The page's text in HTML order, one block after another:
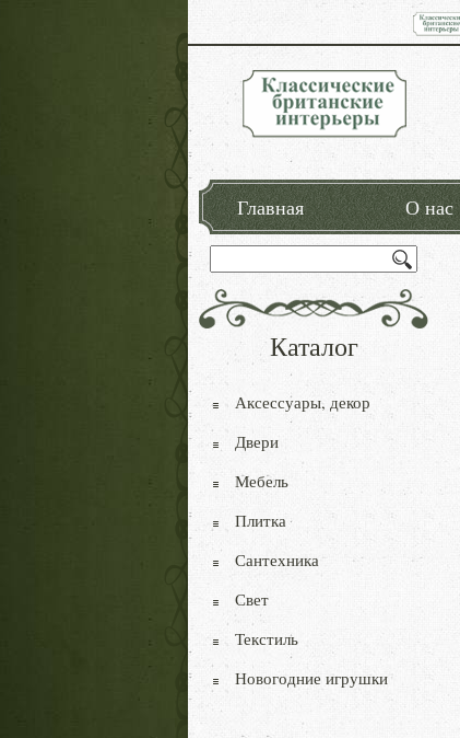
Главная О нас
Каталог
Аксессуары, декор
Двери
Мебель
Плитка
Сантехника
Свет
Текстиль
Новогодние игрушки